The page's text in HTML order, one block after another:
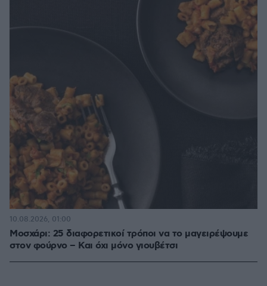
Μοσχάρι: 25 διαφορετικοί τρόποι να το μαγειρέψουμε
στον φούρνο – Και όχι μόνο γιουβέτσι
10.08.2026, 01:00